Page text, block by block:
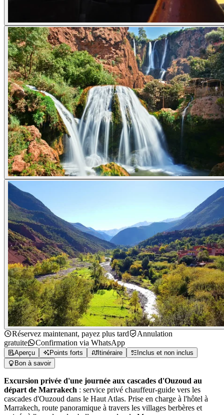
Réservez maintenant, payez plus tard
Annulation
gratuite
Confirmation via WhatsApp
Aperçu Points forts Itinéraire
Inclus et non inclus
Bon à savoir
Excursion privée d'une journée aux cascades d'Ouzoud au
départ de Marrakech : service privé chauffeur-guide vers les
cascades d'Ouzoud dans le Haut Atlas. Prise en charge à l'hôtel à
Marrakech, route panoramique à travers les villages berbères et